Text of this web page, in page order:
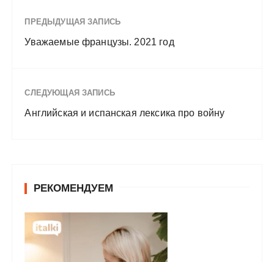
ПРЕДЫДУЩАЯ ЗАПИСЬ
Уважаемые французы. 2021 год
СЛЕДУЮЩАЯ ЗАПИСЬ
Английская и испанская лексика про войну
РЕКОМЕНДУЕМ